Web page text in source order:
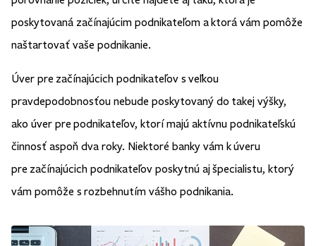
poskytovaná začínajúcim podnikateľom a ktorá vám pomôže
naštartovať vaše podnikanie.
Úver pre začínajúcich podnikateľov s veľkou
pravdepodobnosťou nebude poskytovaný do takej výšky,
ako úver pre podnikateľov, ktorí majú aktívnu podnikateľskú
činnosť aspoň dva roky. Niektoré banky vám k úveru
pre začínajúcich podnikateľov poskytnú aj špecialistu, ktorý
vám pomôže s rozbehnutím vášho podnikania.